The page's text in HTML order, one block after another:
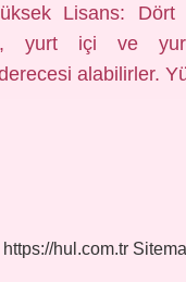
Lisans: Dört
yurt içi ve
alabilirler.
https://hul.com.tr